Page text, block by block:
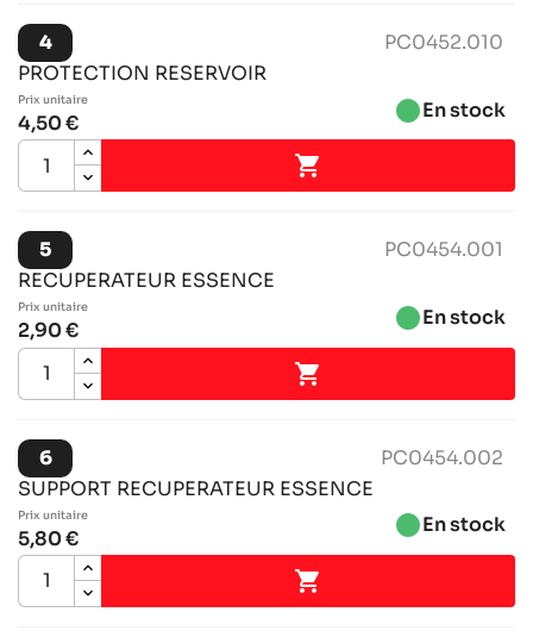
4
PC0452.010
PROTECTION RESERVOIR
Prix ​​unitaire
4,50 € brightness_1En stock

5
PC0454.001
RECUPERATEUR ESSENCE
Prix ​​unitaire
2,90 € brightness_1En stock

6
PC0454.002
SUPPORT RECUPERATEUR ESSENCE
Prix ​​unitaire
5,80 € brightness_1En stock
